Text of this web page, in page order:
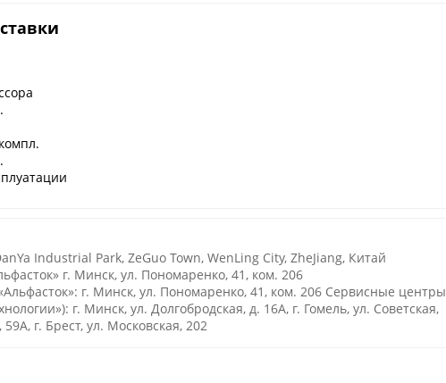
Industrial Park, ZeGuo Town, WenLing City, ZheJiang, Китай
г. Минск, ул. Пономаренко, 41, ком. 206
г. Минск, ул. Пономаренко, 41, ком. 206 Сервисные центры
г. Минск, ул. Долгобродская, д. 16А, г. Гомель, ул. Советская,
г. Брест, ул. Московская, 202